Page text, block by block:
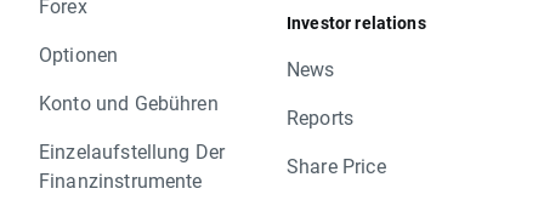
Forex
Optionen
Konto und Gebühren
Einzelaufstellung Der
Finanzinstrumente
Investor relations
News
Reports
Share Price